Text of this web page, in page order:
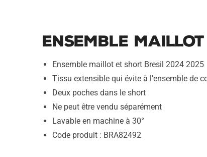
Ensemble
Ensemble maillot et short Bresil 2024 2025
Tissu extensible qui évite à l’ensemble de
Deux poches dans le short
Ne peut être vendu séparément
Lavable en machine à 30°
Code produit : BRA82492